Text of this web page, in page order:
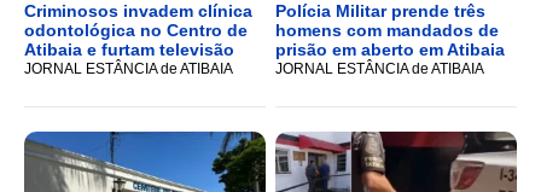
Criminosos invadem clínica
odontológica no Centro de
Atibaia e furtam televisão
JORNAL ESTÂNCIA de ATIBAIA
Polícia Militar prende três
homens com mandados de
prisão em aberto em Atibaia
JORNAL ESTÂNCIA de ATIBAIA